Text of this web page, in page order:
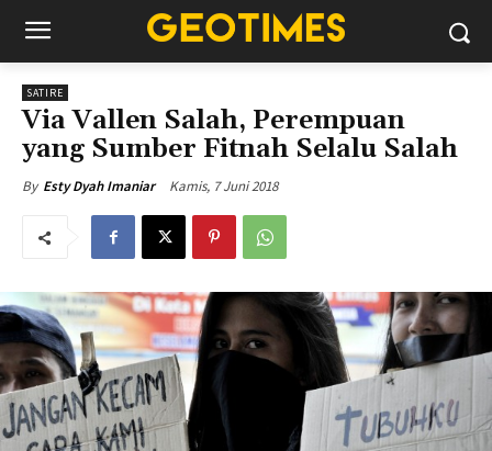
SATIRE
Via Vallen Salah, Perempuan
yang Sumber Fitnah Selalu Salah
By Esty Dyah Imaniar Kamis, 7 Juni 2018